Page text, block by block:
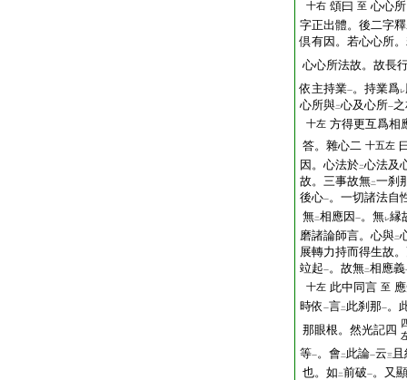
十右 頌曰 至 心心
字正出體。後二字釋
倶有因。若心心所
心心所法故。故長
依主持業一。持業爲レ
心所與二心及心所一
十左 方得更互爲
答。雜心二 十五左
因。心法於二心法及
故。三事故無二一刹
後心一。一切諸法自
無二相應因 一。無レ縁
磨諸論師言。心與二
展轉力持而得生故
竝起一。故無二相應義
十左 此中同言 至
時依 一言二 此刹那一。
那眼根。然光記四
等一。會二 此論一云三
也。如 二前破一。又